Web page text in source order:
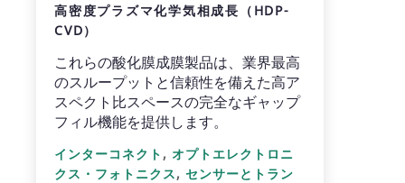
高密度プラズマ化学気相成長（HDP-
CVD）
これらの酸化膜成膜製品は、業界最高
のスループットと信頼性を備えた高ア
スペクト比スペースの完全なギャップ
フィル機能を提供します。
インターコネクト , オプトエレクトロニ
クス・フォトニクス, センサーとトラン